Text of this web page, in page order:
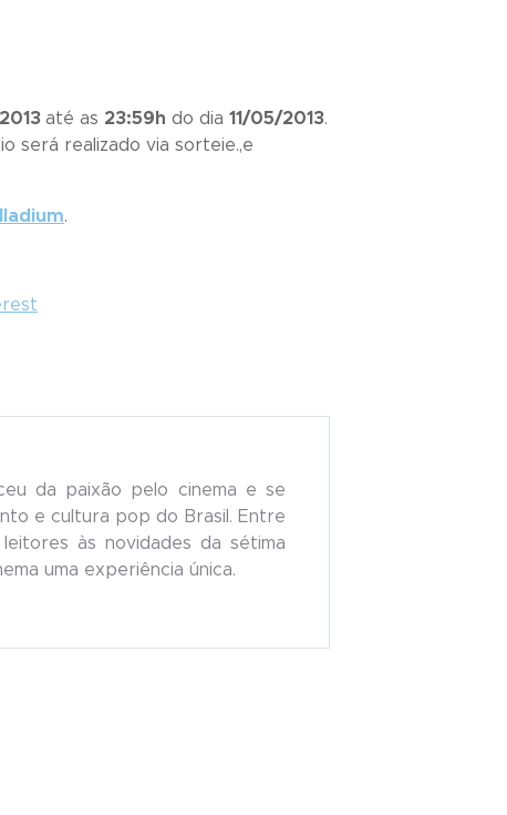
até as 23:59h do dia 11/05/2013.
será realizado via sorteie.,e
.
da paixão pelo cinema e se
e cultura pop do Brasil. Entre
às novidades da sétima
uma experiência única.